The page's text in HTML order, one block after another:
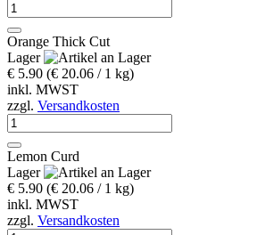
Orange Thick Cut
Lager
€ 5.90 (€ 20.06 / 1 kg)
inkl. MWST
zzgl. Versandkosten
Lemon Curd
Lager
€ 5.90 (€ 20.06 / 1 kg)
inkl. MWST
zzgl. Versandkosten